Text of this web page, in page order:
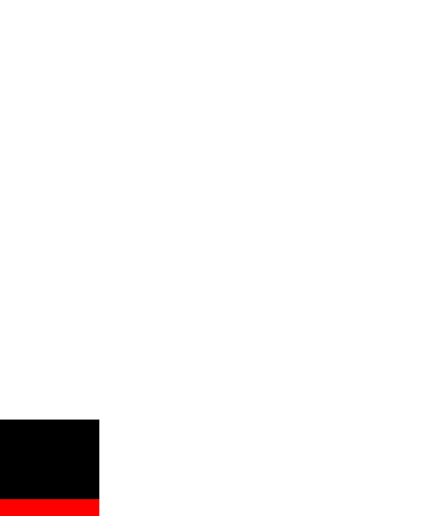
Produktkatalog mit unserem kompletten Portfolio.
Krankenhaus entlassen werden.
unseren globalen Stellenmarkt nach interessanten Stellenprofilen.
vorantreiben. Erfahren Sie mehr über den Innovation Hub und überzeugen Sie uns mit Ihrer Idee.